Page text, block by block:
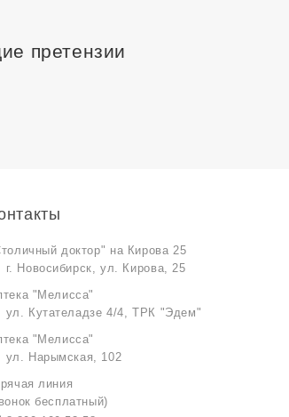
претензии
доктор" на Кирова 25
г. Новосибирск, ул. Кирова, 25
"Мелисса"
ул. Кутателадзе 4/4, ТРК "Эдем"
"Мелисса"
ул. Нарымская, 102
линия
бесплатный)